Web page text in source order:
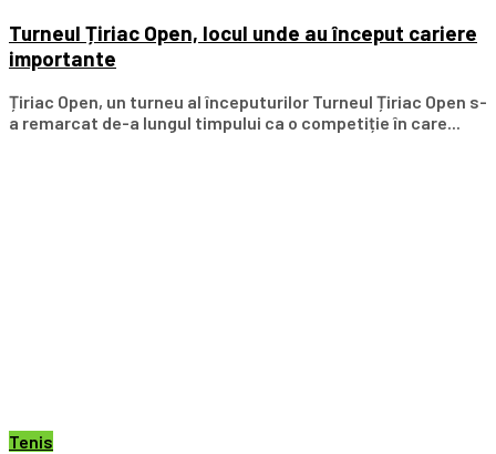
Turneul Țiriac Open, locul unde au început cariere
importante
Țiriac Open, un turneu al începuturilor Turneul Țiriac Open s-
a remarcat de-a lungul timpului ca o competiție în care...
Tenis